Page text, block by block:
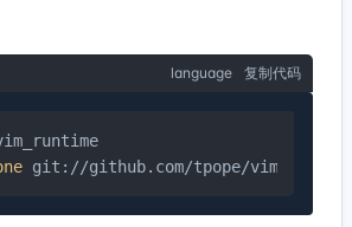
language 复制代码
git://github.com/tpope/vim-